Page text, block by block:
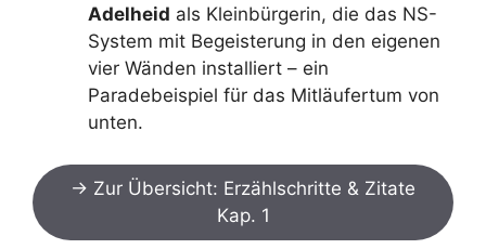
Adelheid als Kleinbürgerin, die das NS-
System mit Begeisterung in den eigenen
vier Wänden installiert – ein
Paradebeispiel für das Mitläufertum von
unten.
→ Zur Übersicht: Erzählschritte & Zitate
Kap. 1